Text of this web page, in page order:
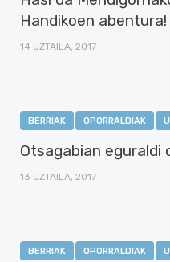
Handikoen abentura!
14 UZTAILA, 2017
BERRIAK OPORRALDIAK
Otsagabian eguraldi
13 UZTAILA, 2017
BERRIAK OPORRALDIAK